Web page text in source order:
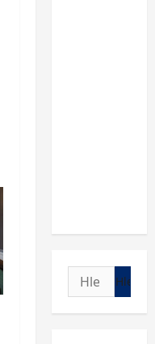
Vyhledávání